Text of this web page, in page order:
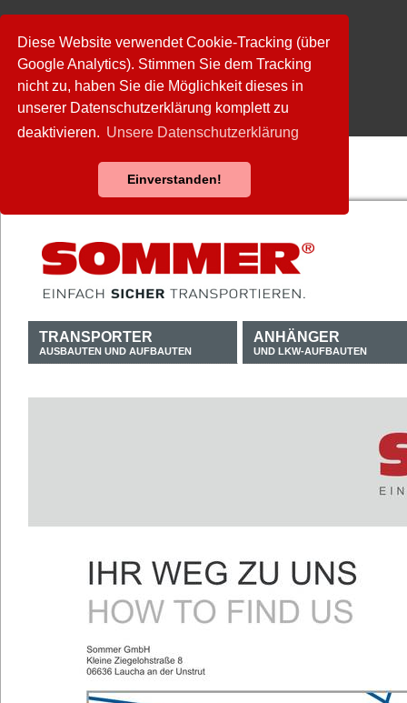
Diese Website verwendet Cookie-Tracking (über
Google Analytics). Stimmen Sie dem Tracking
nicht zu, haben Sie die Möglichkeit dieses in
unserer Datenschutzerklärung komplett zu
deaktivieren. Unsere Datenschutzerklärung
Einverstanden!
TRANSPORTER
AUSBAUTEN UND AUFBAUTEN
ANHÄNGER
UND LKW-AUFBAUTEN